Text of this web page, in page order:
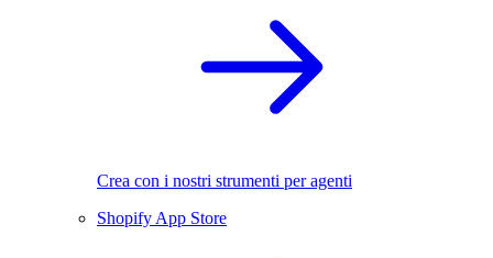
Crea con i nostri strumenti per agenti
Shopify App Store